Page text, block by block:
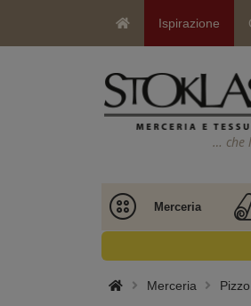
Ispirazione
… che
Merceria
Merceria